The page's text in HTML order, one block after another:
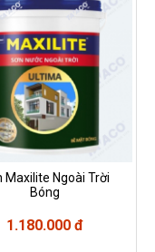
Maxilite Ngoài Trời
Bóng
1.180.000 đ